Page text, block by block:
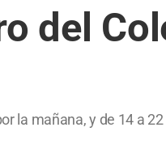
del
la mañana, y de 14 a